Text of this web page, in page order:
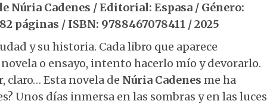
Núria Cadenes / Editorial: Espasa / Género:
páginas / ISBN: 9788467078411 / 2025
y su historia. Cada libro que aparece
o ensayo, intento hacerlo mío y devorarlo.
claro… Esta novela de Núria Cadenes me ha
Unos días inmersa en las sombras y en las luces